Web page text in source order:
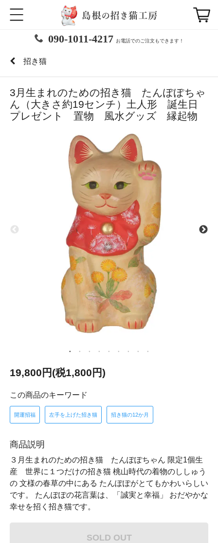
090-1011-4217 お電話でのご注文もできます！
招き猫
3月生まれのための招き猫 たんぽぽちゃ
ん（大きさ約19センチ）土人形 誕生日
プレゼント 置物 風水グッズ 縁起物
19,800円(税1,800円)
この商品のキーワード
開運招福 左手を上げた招き猫 招き猫の12か月
商品説明
３月生まれのための招き猫 たんぽぽちゃん 限定1個生
産 世界に１つだけの招き猫 桃山時代の着物のししゅう
の 文様の春草の中にある たんぽぽがとてもかわいらしい
です。 たんぽぽの花言葉は、「誠実と幸福」 おだやかな
幸せを招く招き猫です。
SOLD OUT